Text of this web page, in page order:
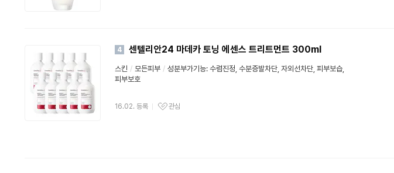
4 센텔리안24 마데카 토닝 에센스 트리트먼트 300ml
스킨 / 모든피부 / 성분부가기능: 수렴진정 수분증발차단 , 자외선차단, 피부보습,
피부보호
16.02. 등록 관심